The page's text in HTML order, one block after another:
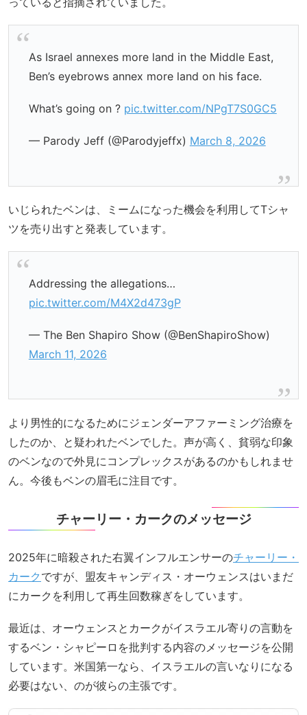
As Israel annexes more land in the Middle East,
Ben’s eyebrows annex more land on his face.
What’s going on ? pic.twitter.com/NPgT7S0GC5
— Parody Jeff (@Parodyjeffx) March 8, 2026
いじられたベンは、ミームになった機会を利用してTシャ
ツを売り出すと発表しています。
Addressing the allegations…
pic.twitter.com/M4X2d473gP
— The Ben Shapiro Show (@BenShapiroShow)
March 11, 2026
より男性的になるためにジェンダーアファーミング治療を
したのか、と疑われたベンでした。声が高く、貧弱な印象
のベンなので外見にコンプレックスがあるのかもしれませ
ん。今後もベンの眉毛に注目です。
チャーリー・カークのメッセージ
2025年に暗殺された右翼インフルエンサーのチャーリー・
カーク ですが、盟友キャンディス・オーウェンスはいまだ
にカークを利用して再生回数稼ぎをしています。
最近は、オーウェンスとカークがイスラエル寄りの言動を
するベン・シャピーロを批判する内容のメッセージを公開
しています。米国第一なら、イスラエルの言いなりになる
必要はない、のが彼らの主張です。